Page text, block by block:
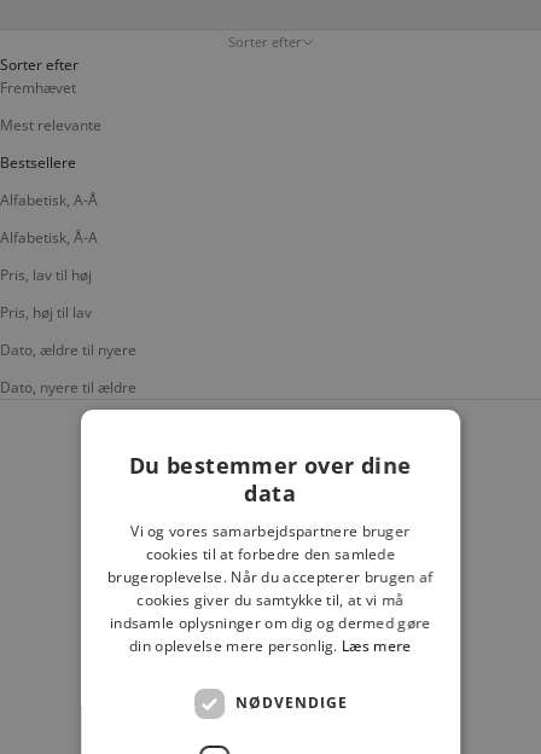
Sorter efter
Sorter efter
Fremhævet
Mest relevante
Bestsellere
Alfabetisk, A-Å
Alfabetisk, Å-A
Pris, lav til høj
Pris, høj til lav
Dato, ældre til nyere
Dato, nyere til ældre
Du bestemmer over dine
data
Vi og vores samarbejdspartnere bruger
cookies til at forbedre den samlede
brugeroplevelse. Når du accepterer brugen af
cookies giver du samtykke til, at vi må
indsamle oplysninger om dig og dermed gøre
din oplevelse mere personlig. Læs mere
NØDVENDIGE